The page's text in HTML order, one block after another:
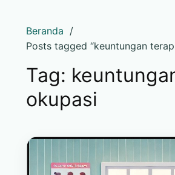
Beranda
Posts tagged “keuntungan
Tag:
okupasi